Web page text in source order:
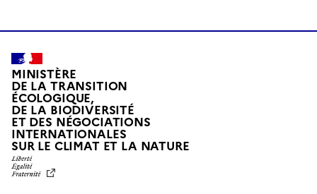
MINISTÈRE
DE LA TRANSITION
ÉCOLOGIQUE,
DE LA BIODIVERSITÉ
ET DES NÉGOCIATIONS
INTERNATIONALES
SUR LE CLIMAT ET LA NATUREL